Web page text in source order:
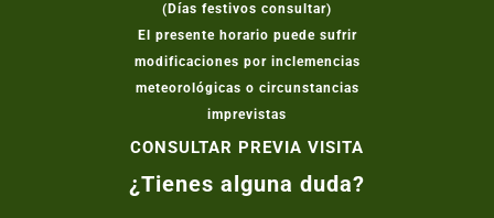
(Días festivos consultar)
El presente horario puede sufrir
modificaciones por inclemencias
meteorológicas o circunstancias
imprevistas
CONSULTAR PREVIA VISITA
¿Tienes alguna duda?